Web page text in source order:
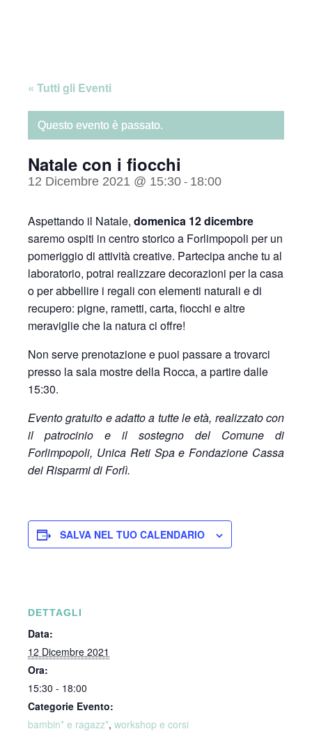
« Tutti gli Eventi
Questo evento è passato.
Natale con i fiocchi
12 Dicembre 2021 @ 15:30 - 18:00
Aspettando il Natale, domenica 12 dicembre
saremo ospiti in centro storico a Forlimpopoli per un
pomeriggio di attività creative. Partecipa anche tu al
laboratorio, potrai realizzare decorazioni per la casa
o per abbellire i regali con elementi naturali e di
recupero: pigne, rametti, carta, fiocchi e altre
meraviglie che la natura ci offre!
Non serve prenotazione e puoi passare a trovarci
presso la sala mostre della Rocca, a partire dalle
15:30.
Evento gratuito e adatto a tutte le età, realizzato con
il patrocinio e il sostegno del Comune di
Forlimpopoli, Unica Reti Spa e Fondazione Cassa
dei Risparmi di Forlì.
SALVA NEL TUO CALENDARIO
DETTAGLI
Data:
12 Dicembre 2021
Ora:
15:30 - 18:00
Categorie Evento:
bambin* e ragazz*, workshop e corsi